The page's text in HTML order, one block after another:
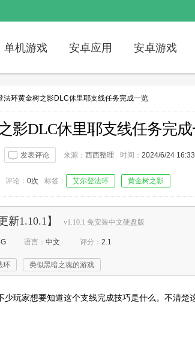
单机游戏 安卓应用 安卓游戏
法环黄金树之影DLC休里耶支线任务完成一览
影DLC休里耶支线任务完
发表评论 来源： 西西整理 时间： 2024/6/24
评论： 0次 标签： 艾尔登法环 黄金树之影
新1.10.1】 v1.10.1 免安装中文硬盘版
语言： 中文 评分： 2.1
环 类似黑暗之魂的游戏
玩家想要知道这个支线完成技巧是什么。不清楚